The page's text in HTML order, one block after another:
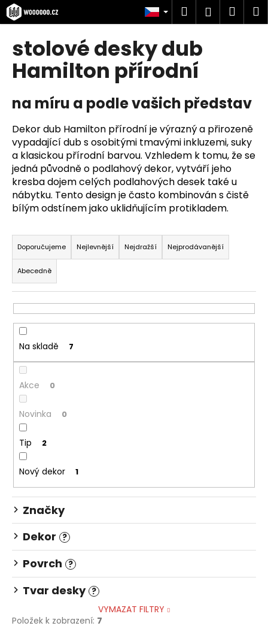
Přejít
na
obsah
Hledat
stolové desky dub
Hamilton přírodní
na míru a podle vašich představ
Dekor dub Hamilton přírodní je výrazný a přirozeně
vypadající dub s osobitými tmavými inkluzemi, suky
a klasickou přírodní barvou. Vzhledem k tomu, že se
jedná původně o podlahový dekor, vytváří jeho
kresba dojem celých podlahových desek také u
nábytku. Tento design je často kombinován s čistě
bílým odstínem jako uklidňujícím protikladem.
Ř
a
z
e
n
í
p
o
d
u
k
ů
Doporučujeme Nejlevnější Nejdražší Nejprodávanější
Abecedně
Na skladě 7
Akce 0
Novinka 0
Tip 2
Nový dekor 1
Značky
Dekor ?
Povrch ?
Tvar desky ?
VYMAZAT FILTRY
Položek k zobrazení: 7
K
o
C
o
p
o
t
ř
e
b
u
j
t
e
n
a
j
í
t
?
D
o
p
o
r
u
č
u
j
e
m